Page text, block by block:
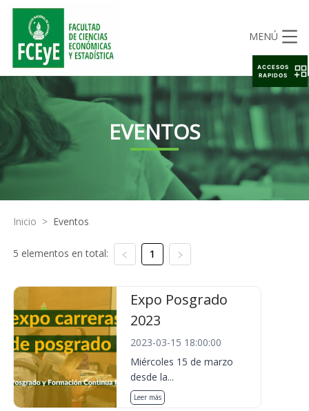
MENÚ
EVENTOS
Inicio > Eventos
5 elementos en total: 1
Expo Posgrado
2023
2023-03-15 18:00:00
Miércoles 15 de marzo
desde la...
Leer más
ACCESOS
RAPIDOS